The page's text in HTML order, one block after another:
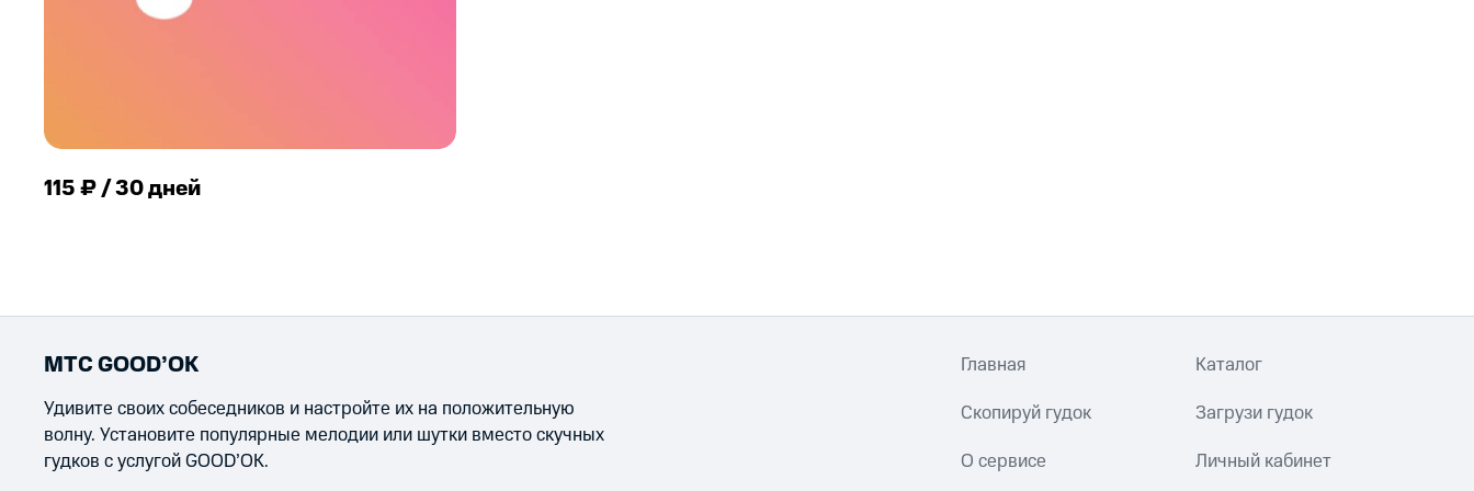
115 ₽ / 30 дней
МТС GOOD’OK
Удивите своих собеседников и настройте их на положительную
волну. Установите популярные мелодии или шутки вместо скучных
гудков с услугой GOOD’OK.
Главная Каталог
Скопируй гудок Загрузи гудок
О сервисе Личный кабинет